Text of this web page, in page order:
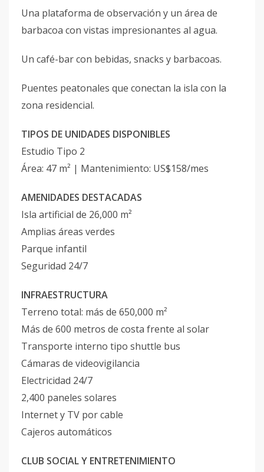
Una plataforma de observación y un área de
barbacoa con vistas impresionantes al agua.
Un café-bar con bebidas, snacks y barbacoas.
Puentes peatonales que conectan la isla con la
zona residencial.
TIPOS DE UNIDADES DISPONIBLES
Estudio Tipo 2
Área: 47 m² | Mantenimiento: US$158/mes
AMENIDADES DESTACADAS
Isla artificial de 26,000 m²
Amplias áreas verdes
Parque infantil
Seguridad 24/7
INFRAESTRUCTURA
Terreno total: más de 650,000 m²
Más de 600 metros de costa frente al solar
Transporte interno tipo shuttle bus
Cámaras de videovigilancia
Electricidad 24/7
2,400 paneles solares
Internet y TV por cable
Cajeros automáticos
CLUB SOCIAL Y ENTRETENIMIENTO